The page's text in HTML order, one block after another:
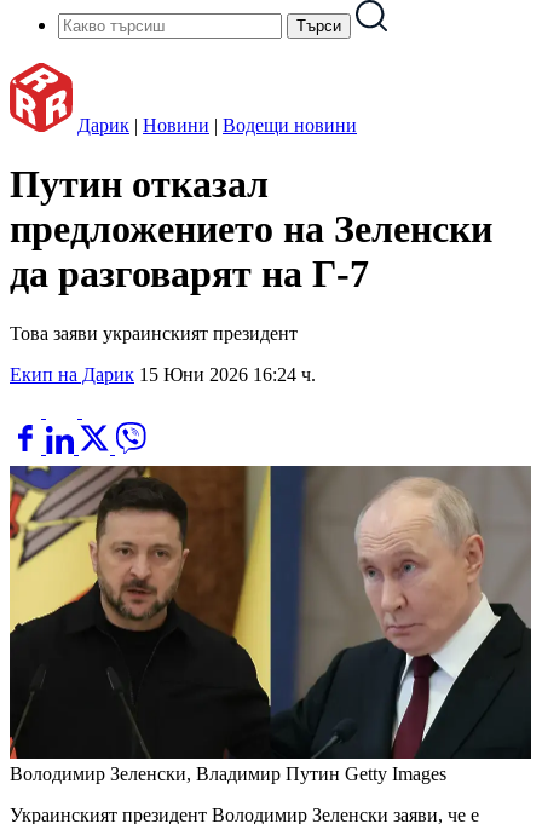
Дарик | Новини | Водещи новини
Путин отказал
предложението на Зеленски
да разговарят на Г-7
Това заяви украинският президент
Екип на Дарик 15 Юни 2026 16:24 ч.
Володимир Зеленски, Владимир Путин Getty Images
Украинският президент Володимир Зеленски заяви, че е